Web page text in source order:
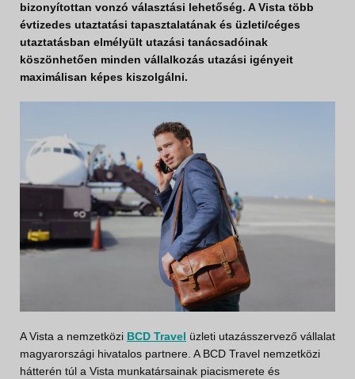
bizonyítottan vonzó választási lehetőség. A Vista több
évtizedes utaztatási tapasztalatának és üzleti/céges
utaztatásban elmélyült utazási tanácsadóinak
köszönhetően minden vállalkozás utazási igényeit
maximálisan képes kiszolgálni.
A Vista a nemzetközi BCD Travel üzleti utazásszervező vállalat
magyarországi hivatalos partnere. A BCD Travel nemzetközi
hátterén túl a Vista munkatársainak piacismerete és